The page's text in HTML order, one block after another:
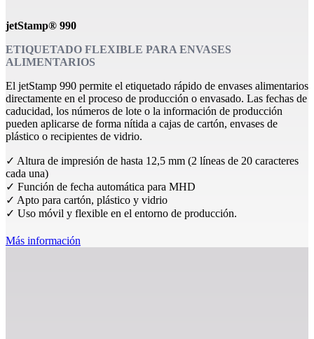
jetStamp® 990
ETIQUETADO FLEXIBLE PARA ENVASES
ALIMENTARIOS
El jetStamp 990 permite el etiquetado rápido de envases alimentarios
directamente en el proceso de producción o envasado. Las fechas de
caducidad, los números de lote o la información de producción
pueden aplicarse de forma nítida a cajas de cartón, envases de
plástico o recipientes de vidrio.
✓ Altura de impresión de hasta 12,5 mm (2 líneas de 20 caracteres
cada una)
✓ Función de fecha automática para MHD
✓ Apto para cartón, plástico y vidrio
✓ Uso móvil y flexible en el entorno de producción.
Más información